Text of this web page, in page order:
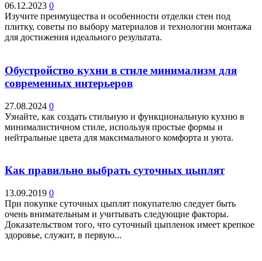
06.12.2023 0
Изучите преимущества и особенности отделки стен под
плитку, советы по выбору материалов и технологии монтажа
для достижения идеального результата.
Обустройство кухни в стиле минимализм для
современных интерьеров
27.08.2024 0
Узнайте, как создать стильную и функциональную кухню в
минималистичном стиле, используя простые формы и
нейтральные цвета для максимального комфорта и уюта.
Как правильно выбрать суточных цыплят
13.09.2019 0
При покупке суточных цыплят покупателю следует быть
очень внимательным и учитывать следующие факторы.
Доказательством того, что суточный цыпленок имеет крепкое
здоровье, служит, в первую...